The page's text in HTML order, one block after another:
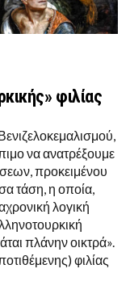
φιλίας
να ανατρέξουμε
προκειμένου
τάση, η οποία,
λογική
πλάνην οικτρά».
φιλίας